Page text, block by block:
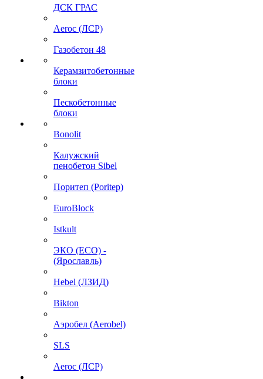
ДСК ГРАС
Aeroc (ЛСР)
Газобетон 48
Керамзитобетонные
блоки
Пескобетонные
блоки
Bonolit
Калужский
пенобетон Sibel
Поритеп (Poritep)
EuroBlock
Istkult
ЭКО (ECO) -
(Ярославль)
Hebel (ЛЗИД)
Bikton
Аэробел (Aerobel)
SLS
Aeroc (ЛСР)